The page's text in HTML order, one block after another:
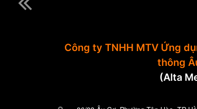
Công ty TNHH MTV Ứng
thông
(Alta